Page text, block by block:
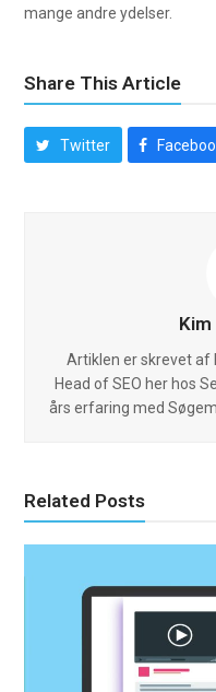
mange andre ydelser.
Share This Article
Twitter
Artiklen er skrevet af
Head of SEO her hos
års erfaring med
Related Posts